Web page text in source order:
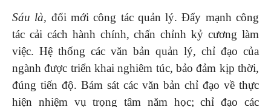
Sáu là, đổi mới công tác quản lý. Đẩy mạnh công
tác cải cách hành chính, chấn chỉnh kỷ cương làm
việc. Hệ thống các văn bản quản lý, chỉ đạo của
ngành được triển khai nghiêm túc, bảo đảm kịp thời,
đúng tiến độ. Bám sát các văn bản chỉ đạo về thực
hiện nhiệm vụ trọng tâm năm học; chỉ đạo các